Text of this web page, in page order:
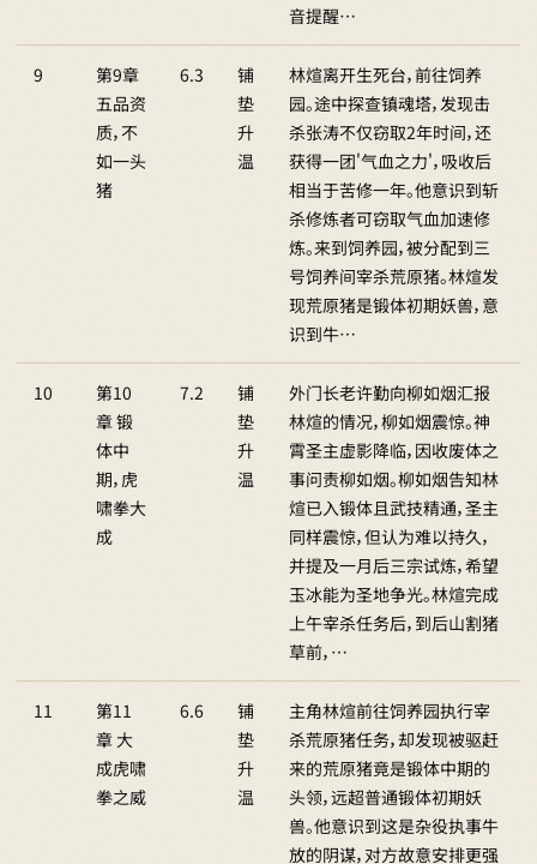
音提醒…
9
第9章
五品资
质，不
如一头
猪
6.3
铺
垫
升
温
林煊离开生死台，前往饲养
园。途中探查镇魂塔，发现击
杀张涛不仅窃取2年时间，还
获得一团'气血之力'，吸收后
相当于苦修一年。他意识到斩
杀修炼者可窃取气血加速修
炼。来到饲养园，被分配到三
号饲养间宰杀荒原猪。林煊发
现荒原猪是锻体初期妖兽，意
识到牛…
10
第10
章 锻
体中
期，虎
啸拳大
成
7.2
铺
垫
升
温
外门长老许勤向柳如烟汇报
林煊的情况，柳如烟震惊。神
霄圣主虚影降临，因收废体之
事问责柳如烟。柳如烟告知林
煊已入锻体且武技精通，圣主
同样震惊，但认为难以持久，
并提及一月后三宗试炼，希望
玉冰能为圣地争光。林煊完成
上午宰杀任务后，到后山割猪
草前，…
11
第11
章 大
成虎啸
拳之威
6.6
铺
垫
升
温
主角林煊前往饲养园执行宰
杀荒原猪任务，却发现被驱赶
来的荒原猪竟是锻体中期的
头领，远超普通锻体初期妖
兽。他意识到这是杂役执事牛
放的阴谋，对方故意安排更强